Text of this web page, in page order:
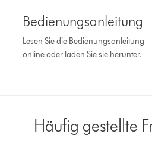
Bedienungsanleitung
Lesen Sie die Bedienungsanleitung
online oder laden Sie sie herunter.
Häufig gestellte